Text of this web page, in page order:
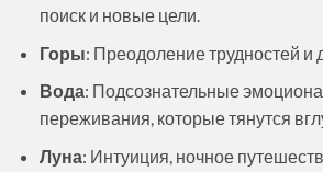
поиск и новые цели.
Горы: Преодоление трудностей и
Вода: Подсознательные
переживания, которые тянутся
Луна: Интуиция, ночное